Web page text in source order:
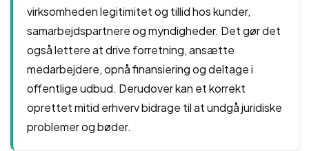
virksomheden legitimitet og tillid hos kunder,
samarbejdspartnere og myndigheder. Det gør det
også lettere at drive forretning, ansætte
medarbejdere, opnå finansiering og deltage i
offentlige udbud. Derudover kan et korrekt
oprettet mitid erhverv bidrage til at undgå juridiske
problemer og bøder.